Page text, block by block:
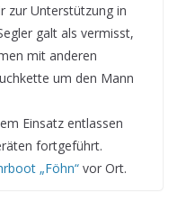
zur Unterstützung in
galt als vermisst,
mit anderen
um den Mann
Einsatz entlassen
fortgeführt.
„Föhn“ vor Ort.